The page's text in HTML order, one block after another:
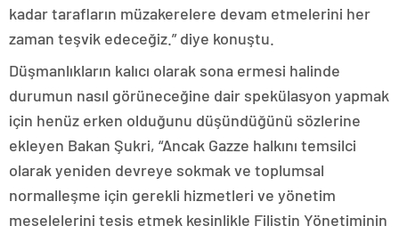
kadar tarafların müzakerelere devam etmelerini her
zaman teşvik edeceğiz.” diye konuştu.
Düşmanlıkların kalıcı olarak sona ermesi halinde
durumun nasıl görüneceğine dair spekülasyon yapmak
için henüz erken olduğunu düşündüğünü sözlerine
ekleyen Bakan Şukri, “Ancak Gazze halkını temsilci
olarak yeniden devreye sokmak ve toplumsal
normalleşme için gerekli hizmetleri ve yönetim
meselelerini tesis etmek kesinlikle Filistin Yönetiminin